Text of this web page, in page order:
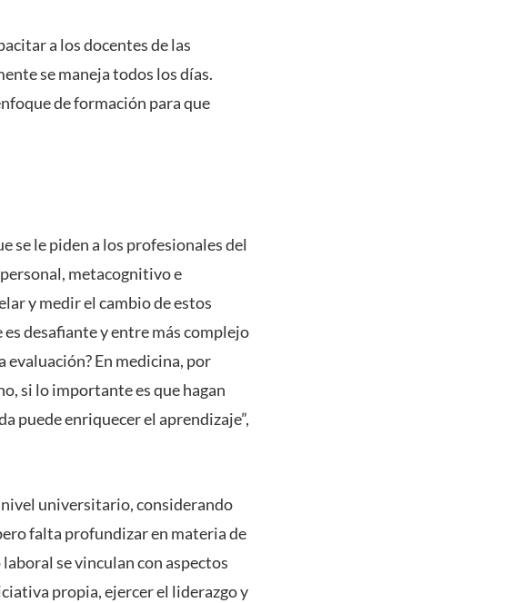
a los docentes de las
se maneja todos los días.
de formación para que
se le piden a los profesionales del
metacognitivo e
y medir el cambio de estos
desafiante y entre más complejo
evaluación? En medicina, por
si lo importante es que hagan
puede enriquecer el aprendizaje”,
universitario, considerando
falta profundizar en materia de
se vinculan con aspectos
propia, ejercer el liderazgo y